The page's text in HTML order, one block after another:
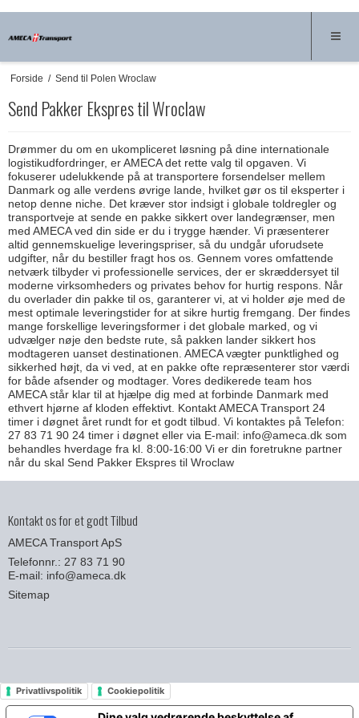
Forside / Send til Polen Wroclaw
Send Pakker Ekspres til Wroclaw
Drømmer du om en ukompliceret løsning på dine internationale
logistikudfordringer, er AMECA det rette valg til opgaven. Vi
fokuserer udelukkende på at transportere forsendelser mellem
Danmark og alle verdens øvrige lande, hvilket gør os til eksperter i
netop denne niche. Det kræver stor indsigt i globale toldregler og
transportveje at sende en pakke sikkert over landegrænser, men
med AMECA ved din side er du i trygge hænder. Vi præsenterer
altid gennemskuelige leveringspriser, så du undgår uforudsete
udgifter, når du bestiller fragt hos os. Gennem vores omfattende
netværk tilbyder vi professionelle services, der er skræddersyet til
moderne virksomheders og privates behov for hurtig respons. Når
du overlader din pakke til os, garanterer vi, at vi holder øje med de
mest optimale leveringstider for at sikre hurtig fremgang. Der findes
mange forskellige leveringsformer i det globale marked, og vi
udvælger nøje den bedste rute, så pakken lander sikkert hos
modtageren uanset destinationen. AMECA vægter punktlighed og
sikkerhed højt, da vi ved, at en pakke ofte repræsenterer stor værdi
for både afsender og modtager. Vores dedikerede team hos
AMECA står klar til at hjælpe dig med at forbinde Danmark med
ethvert hjørne af kloden effektivt. Kontakt AMECA Transport 24
timer i døgnet året rundt for et godt tilbud. Vi kontaktes på Telefon:
27 83 71 90 24 timer i døgnet eller via E-mail: info@ameca.dk som
behandles hverdage fra kl. 8:00-16:00 Vi er din foretrukne partner
når du skal Send Pakker Ekspres til Wroclaw
Kontakt os for et godt Tilbud
AMECA Transport ApS
Telefonnr.: 27 83 71 90
E-mail: info@ameca.dk
Sitemap
Privatlivspolitik Cookiepolitik